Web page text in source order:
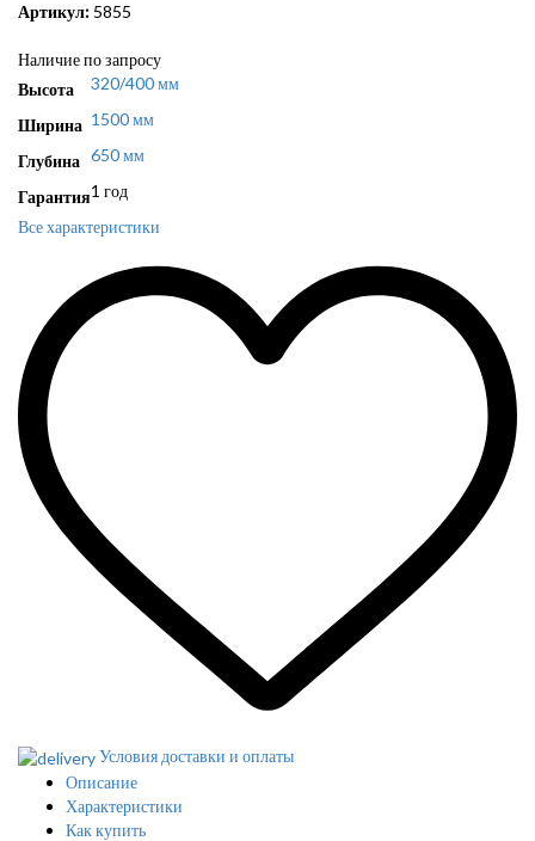
Артикул: 5855
Наличие по запросу
Высота
320/400 мм
Ширина 1500 мм
Глубина 650 мм
Гарантия1 год
Все характеристики
Условия доставки и оплаты
Описание
Характеристики
Как купить